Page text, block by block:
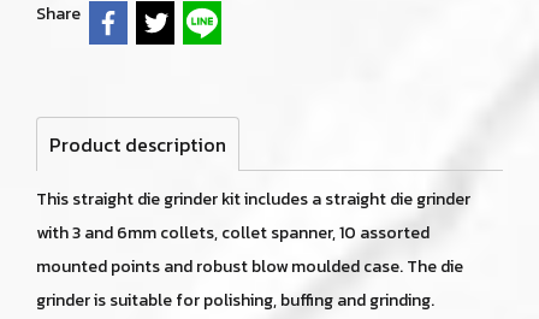
Share
Product description
This straight die grinder kit includes a straight die grinder
with 3 and 6mm collets, collet spanner, 10 assorted
mounted points and robust blow moulded case. The die
grinder is suitable for polishing, buffing and grinding.